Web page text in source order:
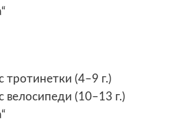
тротинетки (4–9 г.)
велосипеди (10–13 г.)